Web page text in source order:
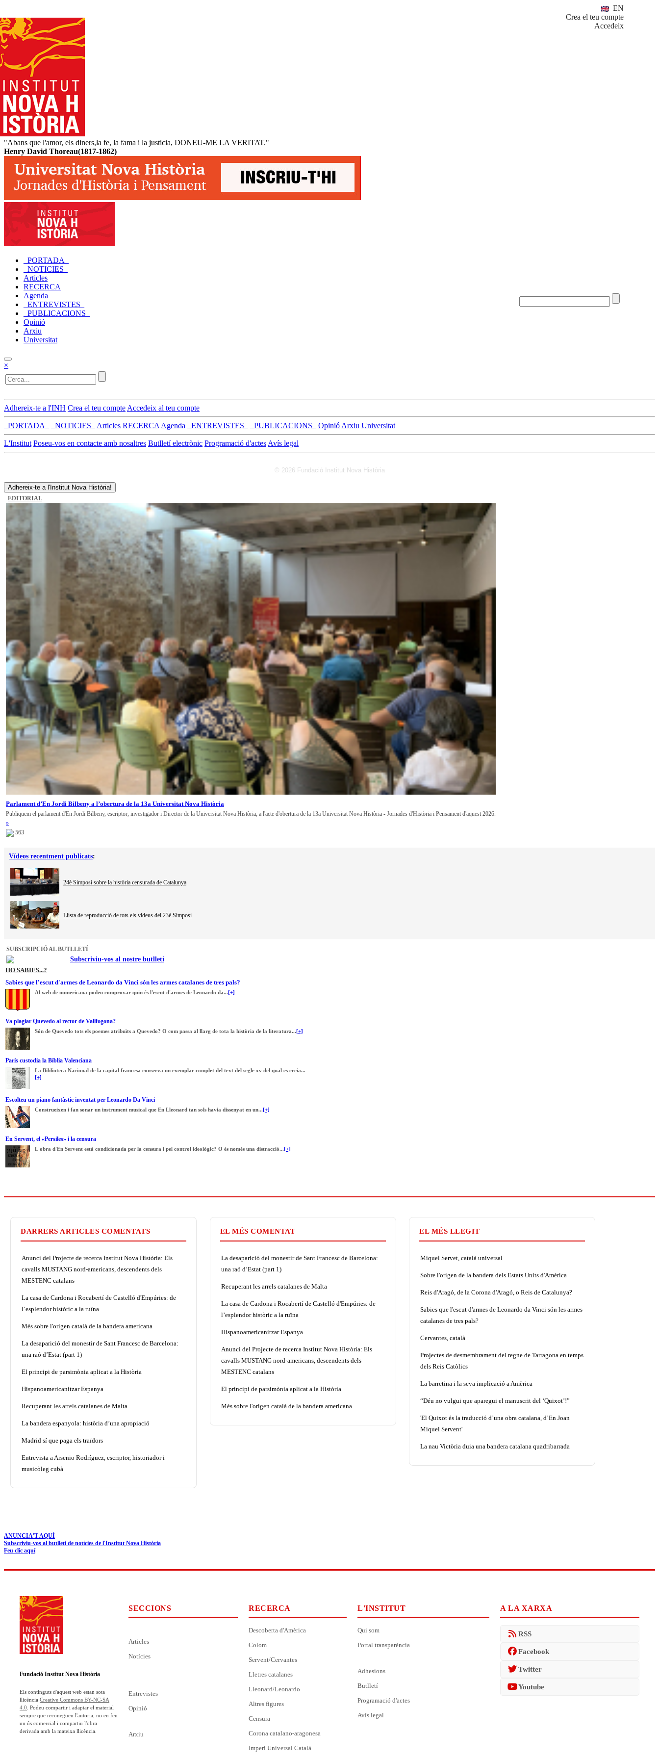
EN
Crea el teu compte
Accedeix
"Abans que l'amor, els diners,la fe, la fama i la justicia, DONEU-ME LA VERITAT."
Henry David Thoreau(1817-1862)
_PORTADA_
_NOTICIES_
Articles
RECERCA
Agenda
_ENTREVISTES_
_PUBLICACIONS_
Opinió
Arxiu
Universitat
×
Adhereix-te a l'INH Crea el teu compte Accedeix al teu compte
_PORTADA_ _NOTICIES_ Articles RECERCA Agenda _ENTREVISTES_ _PUBLICACIONS_ Opinió Arxiu Universitat
L'Institut Poseu-vos en contacte amb nosaltres Butlletí electrònic Programació d'actes Avís legal
© 2026 Fundació Institut Nova Història
Adhereix-te a l'Institut Nova Història!
EDITORIAL
Parlament d’En Jordi Bilbeny a l’obertura de la 13a Universitat Nova Història
Publiquem el parlament d'En Jordi Bilbeny, escriptor, investigador i Director de la Universitat Nova Història; a l'acte d'obertura de la 13a Universitat Nova Història - Jornades d'Història i Pensament d'aquest 2026.
»
563
Vídeos recentment publicats:
24è Simposi sobre la història censurada de Catalunya
Llista de reproducció de tots els videus del 23è Simposi
SUBSCRIPCIÓ AL BUTLLETÍ
Subscriviu-vos al nostre butlletí
HO SABIES...?
Sabies que l'escut d'armes de Leonardo da Vinci són les armes catalanes de tres pals?
Al web de numericana podeu comprovar quin és l'escut d'armes de Leonardo da...[+]
Va plagiar Quevedo al rector de Vallfogona?
Són de Quevedo tots els poemes atribuïts a Quevedo? O com passa al llarg de tota la història de la literatura...[+]
París custodia la Bíblia Valenciana
La Biblioteca Nacional de la capital francesa conserva un exemplar complet del text del segle xv del qual es creia...
[+]
Escolteu un piano fantàstic inventat per Leonardo Da Vinci
Construeixen i fan sonar un instrument musical que En Lleonard tan sols havia dissenyat en un...[+]
En Servent, el «Persiles» i la censura
L'obra d'En Servent està condicionada per la censura i pel control ideològic? O és només una distracció...[+]
DARRERS ARTICLES COMENTATS
Anunci del Projecte de recerca Institut Nova Història: Els
cavalls MUSTANG nord-americans, descendents dels
MESTENC catalans
La casa de Cardona i Rocabertí de Castelló d'Empúries: de
l’esplendor històric a la ruïna
Més sobre l'origen català de la bandera americana
La desaparició del monestir de Sant Francesc de Barcelona:
una raó d’Estat (part 1)
El principi de parsimònia aplicat a la Història
Hispanoamericanitzar Espanya
Recuperant les arrels catalanes de Malta
La bandera espanyola: història d’una apropiació
Madrid sí que paga els traïdors
Entrevista a Arsenio Rodríguez, escriptor, historiador i
musicòleg cubà
EL MÉS COMENTAT
La desaparició del monestir de Sant Francesc de Barcelona:
una raó d’Estat (part 1)
Recuperant les arrels catalanes de Malta
La casa de Cardona i Rocabertí de Castelló d'Empúries: de
l’esplendor històric a la ruïna
Hispanoamericanitzar Espanya
Anunci del Projecte de recerca Institut Nova Història: Els
cavalls MUSTANG nord-americans, descendents dels
MESTENC catalans
El principi de parsimònia aplicat a la Història
Més sobre l'origen català de la bandera americana
EL MÉS LLEGIT
Miquel Servet, català universal
Sobre l'origen de la bandera dels Estats Units d'Amèrica
Reis d'Aragó, de la Corona d'Aragó, o Reis de Catalunya?
Sabies que l'escut d'armes de Leonardo da Vinci són les armes
catalanes de tres pals?
Cervantes, català
Projectes de desmembrament del regne de Tarragona en temps
dels Reis Catòlics
La barretina i la seva implicació a Amèrica
“Déu no vulgui que aparegui el manuscrit del ‘Quixot’!”
'El Quixot és la traducció d’una obra catalana, d’En Joan
Miquel Servent'
La nau Victòria duia una bandera catalana quadribarrada
ANUNCIA'T AQUÍ
Subscriviu-vos al butlletí de notícies de l'Institut Nova Història
Feu clic aquí
Fundació Institut Nova Història
Els continguts d'aquest web estan sota
llicència Creative Commons BY-NC-SA
4.0 . Podeu compartir i adaptar el material
sempre que reconegueu l'autoria, no en feu
un ús comercial i compartiu l'obra
derivada amb la mateixa llicència.
SECCIONS
Articles
Notícies
Entrevistes
Opinió
Arxiu
RECERCA
Descoberta d'Amèrica
Colom
Servent/Cervantes
Lletres catalanes
Lleonard/Leonardo
Altres figures
Censura
Corona catalano-aragonesa
Imperi Universal Català
L'INSTITUT
Qui som
Portal transparència
Adhesions
Butlletí
Programació d'actes
Avís legal
A LA XARXA
RSS
Facebook
Twitter
Youtube